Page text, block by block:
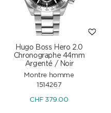
Hugo Boss Hero 2.0
Chronographe 44mm
Argenté / Noir
Montre homme
1514267
CHF379.00